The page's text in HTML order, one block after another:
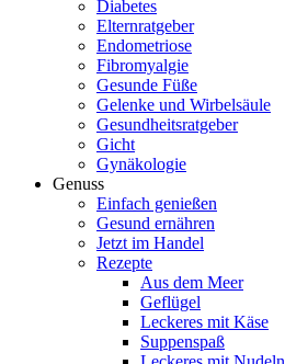
Diabetes
Elternratgeber
Endometriose
Fibromyalgie
Gesunde Füße
Gelenke und Wirbelsäule
Gesundheitsratgeber
Gicht
Gynäkologie
Genuss
Einfach genießen
Gesund ernähren
Jetzt im Handel
Rezepte
Aus dem Meer
Geflügel
Leckeres mit Käse
Suppenspaß